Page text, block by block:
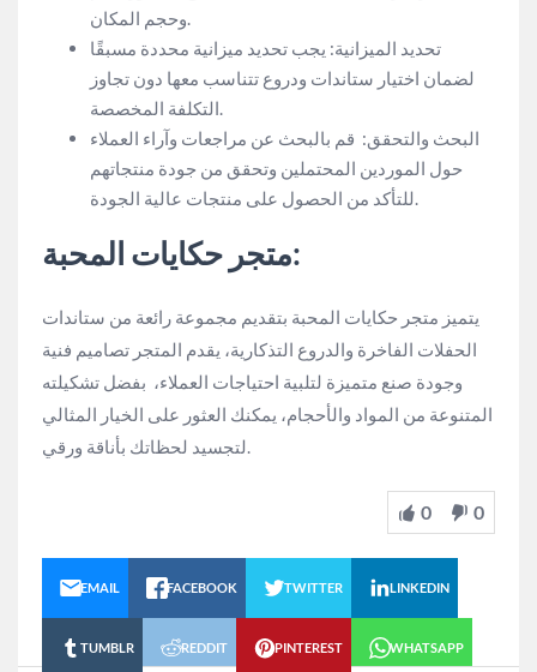
تحديد الميزانية: يجب تحديد ميزانية محددة مسبقًا
لضمان اختيار ستاندات ودروع تتناسب معها دون تجاوز
البحث والتحقق: قم بالبحث عن مراجعات وآراء العملاء
حول الموردين المحتملين وتحقق من جودة منتجاتهم
متجر حكايات المحبة:
يتميز متجر حكايات المحبة بتقديم مجموعة رائعة من ستاندات
الحفلات الفاخرة والدروع التذكارية، يقدم المتجر تصاميم فنية
وجودة صنع متميزة لتلبية احتياجات العملاء، بفضل تشكيلته
المتنوعة من المواد والأحجام، يمكنك العثور على الخيار المثالي
لتجسيد لحظاتك بأناقة ورقي.
0 0
EMAIL FACEBOOK TWITTER LINKEDIN
TUMBLR REDDIT PINTEREST WHATSAPP